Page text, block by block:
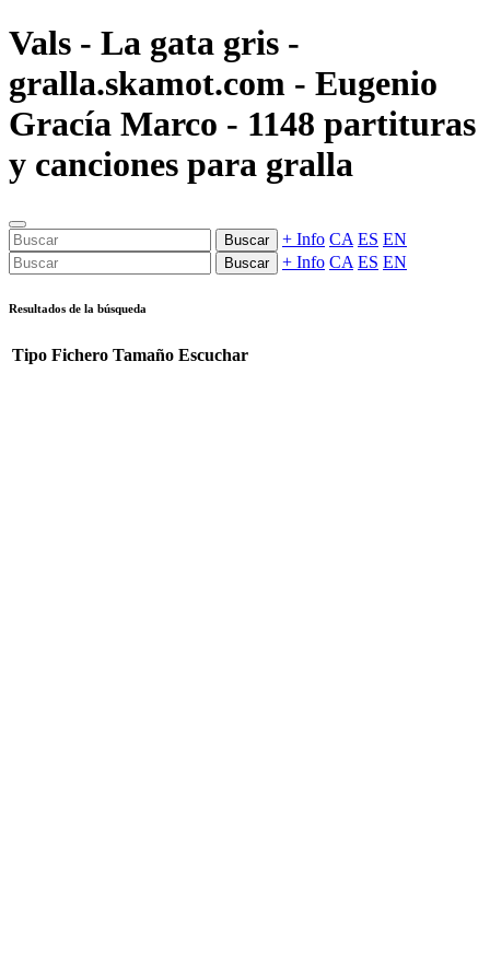
Vals - La gata gris -
gralla.skamot.com - Eugenio
Gracía Marco - 1148 partituras
y canciones para gralla
Buscar + Info CA ES EN
Buscar + Info CA ES EN
Resultados de la búsqueda
Tipo Fichero Tamaño Escuchar